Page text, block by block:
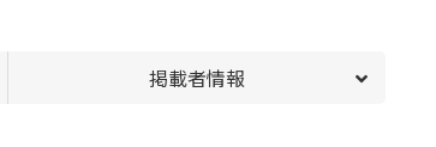
掲載者情報